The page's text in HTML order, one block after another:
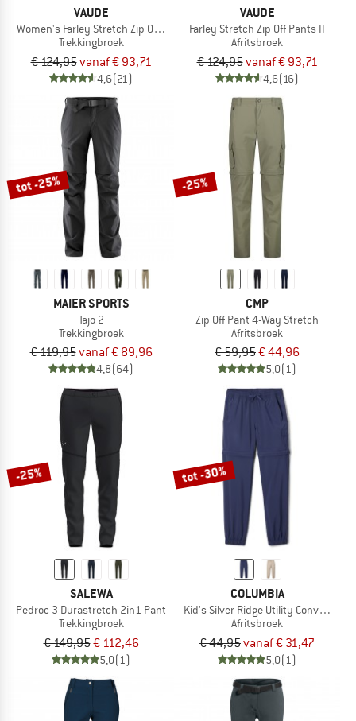
VAUDE
Women's Farley Stretch Zip Off Pants II
Trekkingbroek
€ 124,95vanaf € 93,71
4,6(21)
VAUDE
Farley Stretch Zip Off Pants II
Afritsbroek
€ 124,95vanaf € 93,71
4,6(16)
tot -25%
MAIER SPORTS
Tajo 2
Trekkingbroek
€ 119,95vanaf € 89,96
4,8(64)
-25%
CMP
Zip Off Pant 4-Way Stretch
Afritsbroek
€ 59,95€ 44,96
5,0(1)
-25%
SALEWA
Pedroc 3 Durastretch 2in1 Pant
Trekkingbroek
€ 149,95€ 112,46
5,0(1)
tot -30%
COLUMBIA
Kid's Silver Ridge Utility Convertible
Afritsbroek
€ 44,95vanaf € 31,47
5,0(1)